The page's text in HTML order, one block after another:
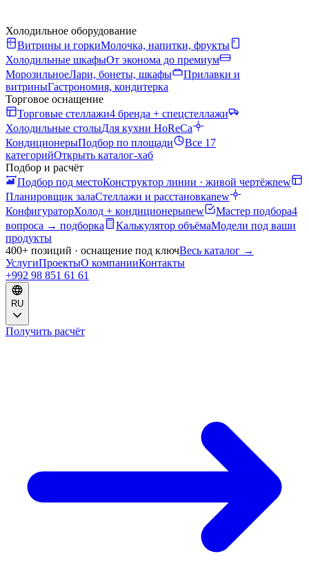
Холодильное оборудование
Витрины и горкиМолочка, напитки, фрукты
Холодильные шкафыОт эконома до премиум
МорозильноеЛари, бонеты, шкафы
Прилавки и
витриныГастрономия, кондитерка
Торговое оснащение
Торговые стеллажи4 бренда + спецстеллажи
Холодильные столыДля кухни HoReCa
КондиционерыПодбор по площади
Все 17
категорийОткрыть каталог-хаб
Подбор и расчёт
Подбор под местоКонструктор линии · живой чертёжnew
Планировщик залаСтеллажи и расстановкаnew
КонфигураторХолод + кондиционерыnew Мастер подбора4
вопроса → подборка
Калькулятор объёмаМодели под ваши
продукты
400+ позиций · оснащение под ключВесь каталог →
УслугиПроектыО компанииКонтакты
+992 98 851 61 61
RU
Получить расчёт